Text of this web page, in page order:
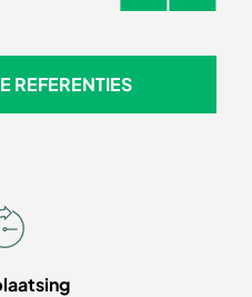
BEKIJK AL ONZE
REFERENTIES